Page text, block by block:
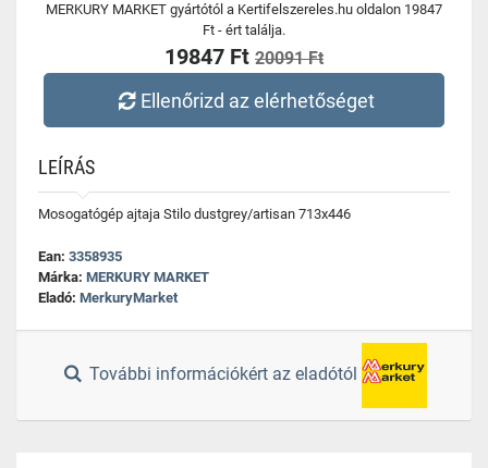
MERKURY MARKET gyártótól a Kertifelszereles.hu oldalon 19847
Ft - ért találja.
19847 Ft 20091 Ft
Ellenőrizd az elérhetőséget
LEÍRÁS
Mosogatógép ajtaja Stilo dustgrey/artisan 713x446
Ean: 3358935
Márka: MERKURY MARKET
Eladó: MerkuryMarket
További információkért az eladótól